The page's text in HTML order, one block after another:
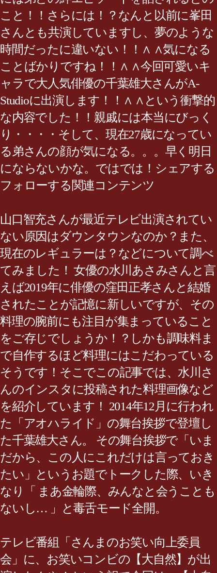
こと！！さらには！？なんと以前に峯田
さんとも共演していますし、夢のような
時間だったに違いない！！∧ ∧気になる
ことばかりですね！！∧ ∧今回可愛いキ
ャラで大人気俳優の千葉雄大さんがA-
Studioに出演します！！∧ ∧という衝撃的
な内容でした！！親戚には本当にびっく
り・・・・そして、現在27歳になってい
る弟さんの顔が気になる。。。早く明日
にならないかな。ではでは！シェアする
フォローする関連コンテンツ
山口智充さんが最近テレビ出演されてい
ない原因はダウンタウンなのか？また、
現在のレギュラーは？などについて調べ
てみました！ 女優の水川あさみさんと言
えば2019年に俳優の窪田正孝さんと結婚
されたことが記憶に新しいですが、その
料理の腕前にも注目が集まっていること
をご存じでしょうか！？しかも調味料ま
で自作するほど料理にはこだわっている
そうです！そこでこの記事では、水川さ
んのインスタに投稿された料理画像など
を紹介しています！ 2014年12月に行われ
た「アオハライド」の舞台挨拶で登壇し
た千葉雄大さん。 その舞台挨拶で「いま
だから、この人にこれだけは言っておき
たい」というお題でトークした際、いき
なり「 まあ金輪際、みんなと会うことも
ないし… 」と毒舌モード全開。
テレビ番組「さんまのお笑い向上委員
会」に、お笑いコンビの【大自然】が出